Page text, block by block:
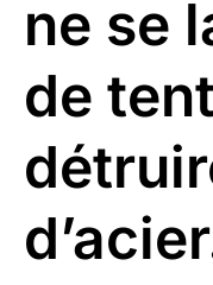
ne se
de